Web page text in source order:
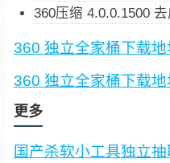
360压缩 4.0.0.1500
360 独立全家桶下载地
360 独立全家桶下载地
更多
国产杀软小工具独立